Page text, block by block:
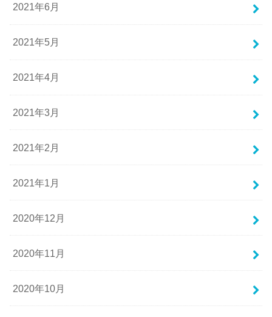
2021年6月
2021年5月
2021年4月
2021年3月
2021年2月
2021年1月
2020年12月
2020年11月
2020年10月